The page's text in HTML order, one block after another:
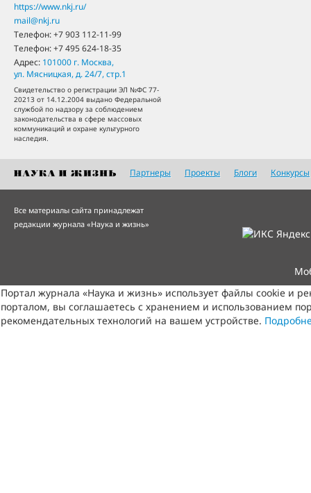
https://www.nkj.ru/
mail@nkj.ru
Телефон:+7 903 112-11-99
Телефон:+7 495 624-18-35
Адрес: 101000 г. Москва,
ул. Мясницкая, д. 24/7, стр.1
Свидетельство о регистрации ЭЛ №ФС 77-
20213 от 14.12.2004 выдано Федеральной
службой по надзору за соблюдением
законодательства в сфере массовых
коммуникаций и охране культурного
наследия.
Партнеры Проекты Блоги Конкурсы
Все материалы сайта принадлежат
редакции журнала «Наука и жизнь»
Портал журнала «Наука и жизнь» использует файлы cookie и
порталом, вы соглашаетесь с хранением и использованием
рекомендательных технологий на вашем устройстве.